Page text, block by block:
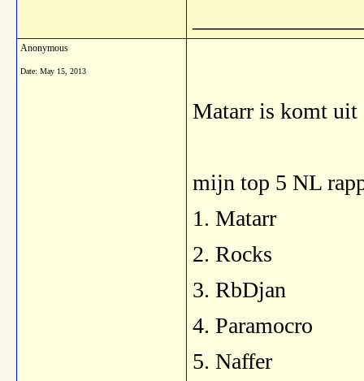
Anonymous
Date: May 15, 2013
Matarr is komt uit
mijn top 5 NL
1. Matarr
2. Rocks
3. RbDjan
4. Paramocro
5. Naffer